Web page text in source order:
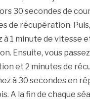
30 secondes de
de récupération.
à 1 minute de vitesse
Ensuite, vous
et 2 minutes de
à 30 secondes en
A la fin de chaque